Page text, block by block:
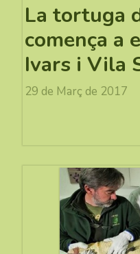
La tortuga
comença a
Ivars i Vila
29 de Març de 2017